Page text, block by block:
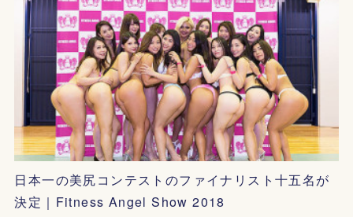
日本一の美尻コンテストのファイナリスト十五名が
決定｜Fitness Angel Show 2018